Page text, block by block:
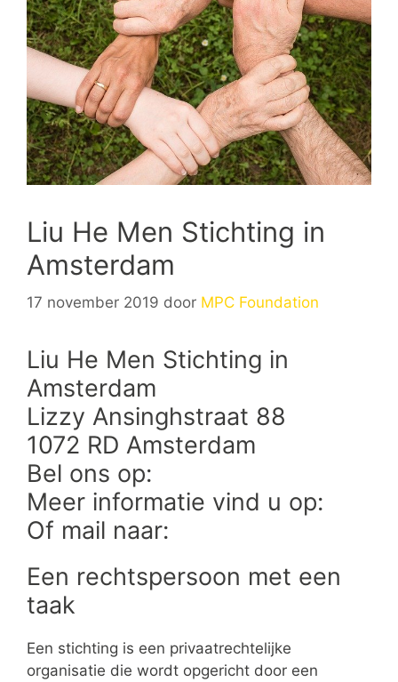
Liu He Men Stichting in
Amsterdam
17 november 2019 door MPC Foundation
Liu He Men Stichting in
Amsterdam
Lizzy Ansinghstraat 88
1072 RD Amsterdam
Bel ons op:
Meer informatie vind u op:
Of mail naar:
Een rechtspersoon met een
taak
Een stichting is een privaatrechtelijke
organisatie die wordt opgericht door een